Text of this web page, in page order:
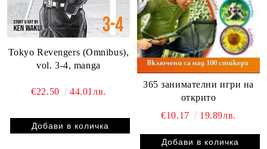
Tokyo Revengers (Omnibus),
vol. 3-4, manga
€22.50 44.01лв.
365 занимателни игри на
открито
€10.17
19.89лв.